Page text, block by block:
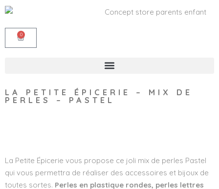
0
LA PETITE ÉPICERIE – MIX DE
PERLES – PASTEL
La Petite Épicerie vous propose ce joli mix de perles Pastel
qui vous permettra de réaliser des accessoires et bijoux de
toutes sortes. Perles en plastique rondes, perles lettres